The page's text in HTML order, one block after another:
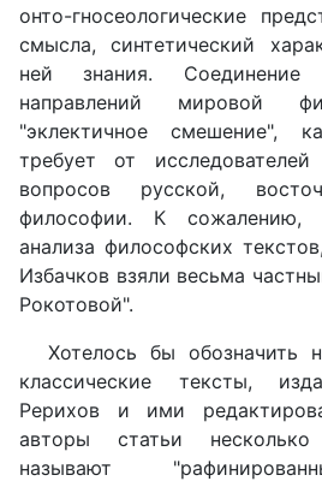
онто-гносеологические
смысла, синтетический
ней знания. Соединение
направлений мировой
"эклектичное смешение",
требует от исследователей
вопросов русской,
философии. К сожалению,
анализа философских
Избачков взяли весьма
Рокотовой".
Хотелось бы обозначить
классические тексты,
Рерихов и ими
авторы статьи несколько
называют